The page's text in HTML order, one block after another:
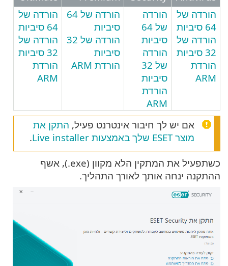
הורדה של
64 סיביות
הורדה של
32 סיביות
הורדת
ARM
הורדה
של 64
סיביות
הורדה
של 32
סיביות
הורדת
ARM
הורדה של 64
סיביות
הורדה של 32
סיביות
הורדת ARM
הורדה של
64 סיביות
הורדה של
32 סיביות
הורדת
ARM
אם יש לך חיבור אינטרנט פעיל, התקן את
מוצר ESET שלך באמצעות Live installer
.
כשתפעיל את המתקין הלא מקוון (‎.exe), אשף
ההתקנה ינחה אותך לאורך התהליך.